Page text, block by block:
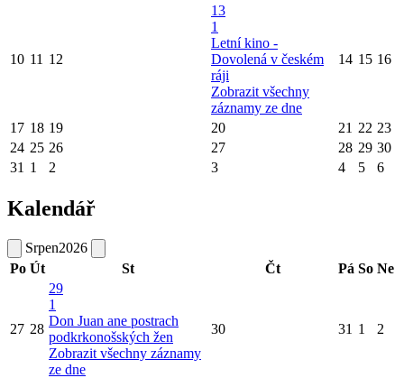
10 11 12
13
1
Letní kino -
Dovolená v českém
ráji
Zobrazit všechny
záznamy ze dne
14 15 16
17 18 19 20 21 22 23
24 25 26 27 28 29 30
31 1 2 3 4 5 6
Kalendář
Srpen2026
Po Út St Čt Pá So Ne
27 28
29
1
Don Juan ane postrach
podkrkonošských žen
Zobrazit všechny záznamy
ze dne
30 31 1 2